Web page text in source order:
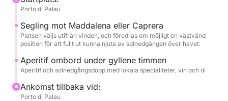
timmen och förvandlar utflykten till en exklusiv och
romantisk upplevelse. Perfekt för par, små grupper
eller för att fira ett speciellt tillfälle, denna tur är den
perfekta kombinationen av natur och atmosfär.
Ett unikt sätt att avsluta dagen i hjärtat av Costa
Smeralda.
Porto di Palau
Segling mot Maddalena eller Caprera
Platsen väljs utifrån vinden, och föredras om möjligt en västvänd
position för att fullt ut kunna njuta av solnedgången över havet.
Aperitif ombord under gyllene timmen
Aperitif och solnedgångsdopp med lokala specialiteter, vin och öl
Ankomst tillbaka vid:
Porto di Palau